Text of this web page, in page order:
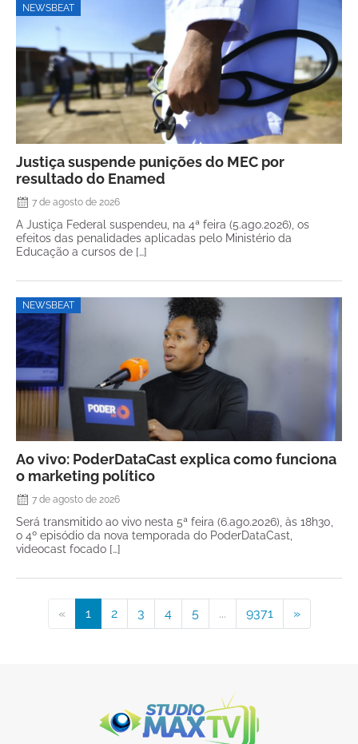
NEWSBEAT
Justiça suspende punições do MEC por
resultado do Enamed
7 de agosto de 2026
A Justiça Federal suspendeu, na 4ª feira (5.ago.2026), os
efeitos das penalidades aplicadas pelo Ministério da
Educação a cursos de […]
NEWSBEAT
Ao vivo: PoderDataCast explica como funciona
o marketing político
7 de agosto de 2026
Será transmitido ao vivo nesta 5ª feira (6.ago.2026), às 18h30,
o 4º episódio da nova temporada do PoderDataCast,
videocast focado […]
« 1 2 3 4 5 ... 9371 »